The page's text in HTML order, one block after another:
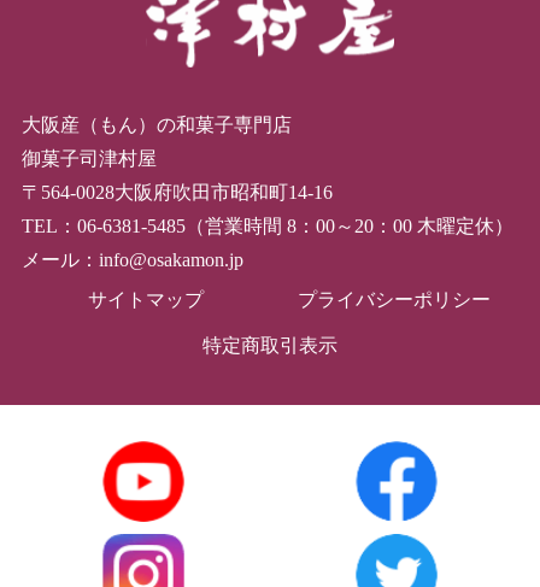
大阪産（もん）の和菓子専門店
御菓子司津村屋
〒564-0028大阪府吹田市昭和町14-16
TEL：06-6381-5485（営業時間 8：00～20：00 木曜定休）
メール：info@osakamon.jp
サイトマップ
プライバシーポリシー
特定商取引表示